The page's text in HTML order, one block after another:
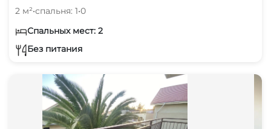
2 м²•спальня: 1•0
Спальных мест: 2
Без питания